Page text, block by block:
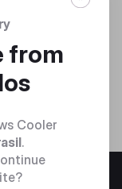
from
Cooler
.